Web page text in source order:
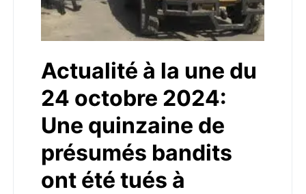
Actualité à la une du
24 octobre 2024:
Une quinzaine de
présumés bandits
ont été tués à